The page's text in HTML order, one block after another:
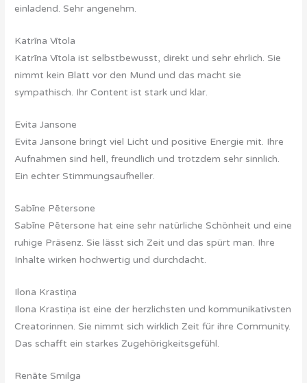
einladend. Sehr angenehm.
Katrīna Vītola
Katrīna Vītola ist selbstbewusst, direkt und sehr ehrlich. Sie
nimmt kein Blatt vor den Mund und das macht sie
sympathisch. Ihr Content ist stark und klar.
Evita Jansone
Evita Jansone bringt viel Licht und positive Energie mit. Ihre
Aufnahmen sind hell, freundlich und trotzdem sehr sinnlich.
Ein echter Stimmungsaufheller.
Sabīne Pētersone
Sabīne Pētersone hat eine sehr natürliche Schönheit und eine
ruhige Präsenz. Sie lässt sich Zeit und das spürt man. Ihre
Inhalte wirken hochwertig und durchdacht.
Ilona Krastiņa
Ilona Krastiņa ist eine der herzlichsten und kommunikativsten
Creatorinnen. Sie nimmt sich wirklich Zeit für ihre Community.
Das schafft ein starkes Zugehörigkeitsgefühl.
Renāte Smilga